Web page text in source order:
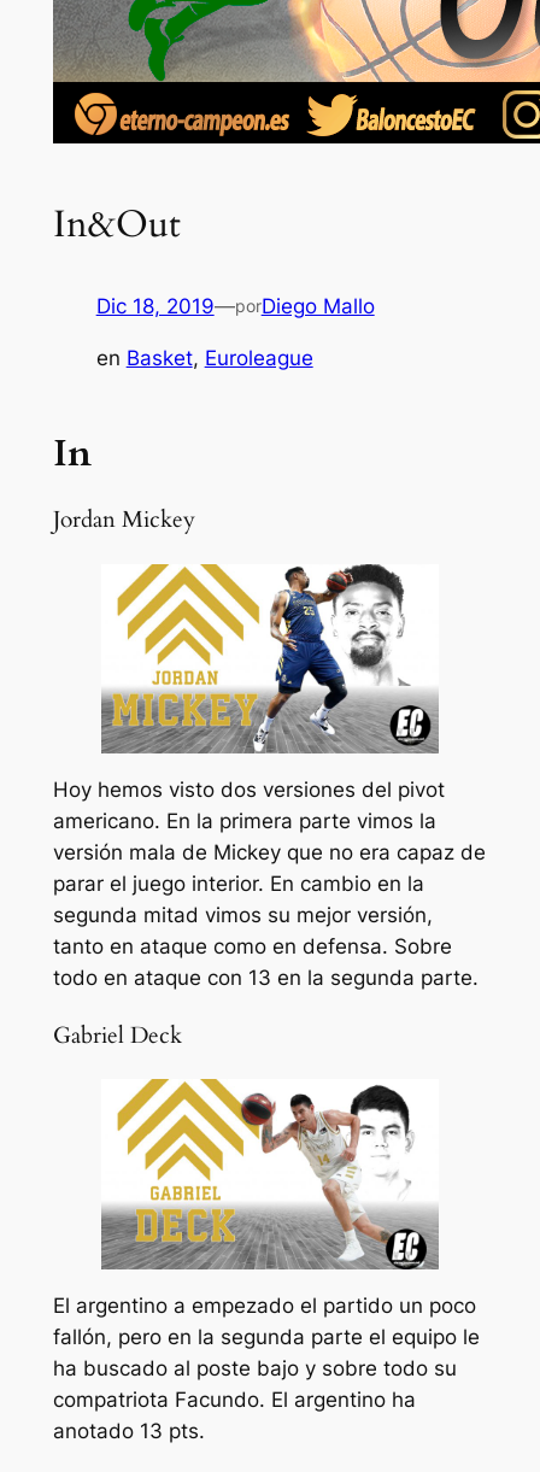
In&Out
Dic 18, 2019—porDiego Mallo
en Basket, Euroleague
In
Jordan Mickey
Hoy hemos visto dos versiones del pivot
americano. En la primera parte vimos la
versión mala de Mickey que no era capaz de
parar el juego interior. En cambio en la
segunda mitad vimos su mejor versión,
tanto en ataque como en defensa. Sobre
todo en ataque con 13 en la segunda parte.
Gabriel Deck
El argentino a empezado el partido un poco
fallón, pero en la segunda parte el equipo le
ha buscado al poste bajo y sobre todo su
compatriota Facundo. El argentino ha
anotado 13 pts.